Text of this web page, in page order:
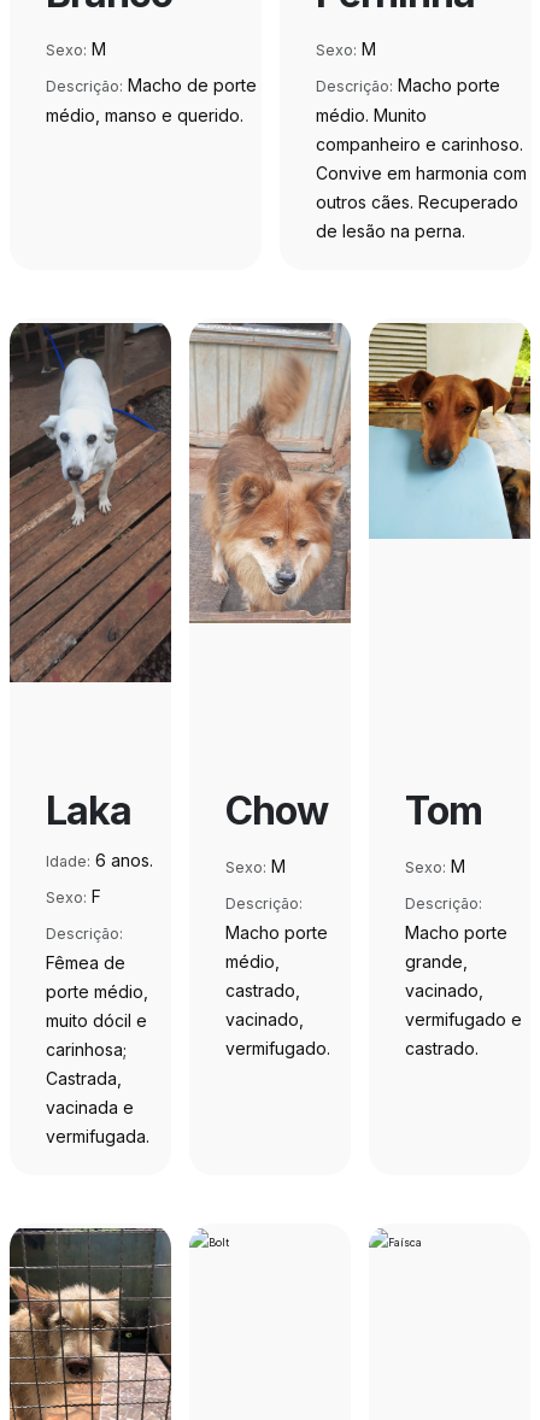
Sexo: M
Descrição: Macho de porte
médio, manso e querido.
Sexo: M
Descrição: Macho porte
médio. Munito
companheiro e carinhoso.
Convive em harmonia com
outros cães. Recuperado
de lesão na perna.
Laka
Idade: 6 anos.
Sexo: F
Descrição:
Fêmea de
porte médio,
muito dócil e
carinhosa;
Castrada,
vacinada e
vermifugada.
Chow
Sexo: M
Descrição:
Macho porte
médio,
castrado,
vacinado,
vermifugado.
Tom
Sexo: M
Descrição:
Macho porte
grande,
vacinado,
vermifugado e
castrado.